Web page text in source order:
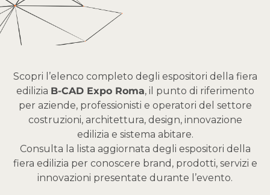
Scopri l’elenco completo degli espositori della fiera
edilizia B-CAD Expo Roma, il punto di riferimento
per aziende, professionisti e operatori del settore
costruzioni, architettura, design, innovazione
edilizia e sistema abitare.
Consulta la lista aggiornata degli espositori della
fiera edilizia per conoscere brand, prodotti, servizi e
innovazioni presentate durante l’evento.